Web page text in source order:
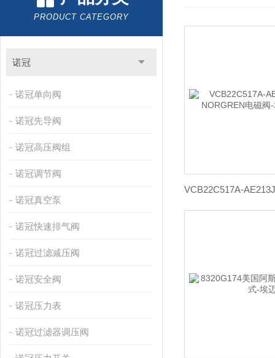
PRODUCT CATEGORY
诺冠
诺冠单向阀
诺冠先导阀
诺冠高压阀组
诺冠调节阀
诺冠真空泵
诺冠快速排气阀
诺冠过滤减压阀
诺冠安全阀
诺冠压力表
诺冠过滤器调压阀